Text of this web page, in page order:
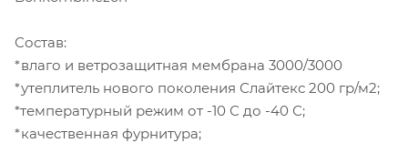
Состав:
*влаго и ветрозащитная мембрана 3000/3000
*утеплитель нового поколения Слайтекс 200 гр/м2;
*температурный режим от -10 С до -40 С;
*качественная фурнитура;